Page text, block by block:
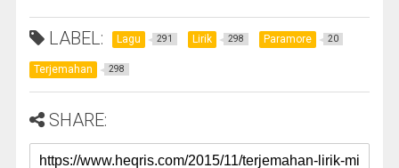
LABEL: Lagu 291 Lirik 298 Paramore 20
Terjemahan 298
SHARE: